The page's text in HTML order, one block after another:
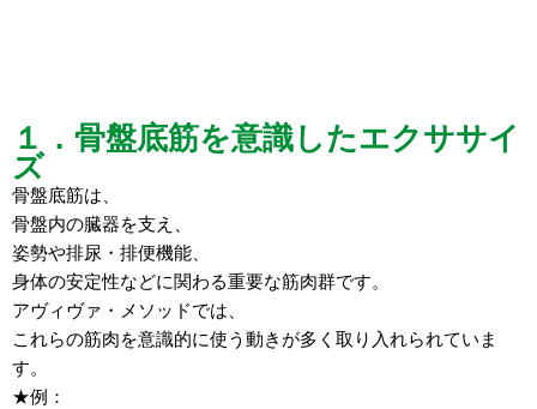
１．骨盤底筋を意識したエクササイ
ズ
骨盤底筋は、
骨盤内の臓器を支え、
姿勢や排尿・排便機能、
身体の安定性などに関わる重要な筋肉群です。
アヴィヴァ・メソッドでは、
これらの筋肉を意識的に使う動きが多く取り入れられていま
す。
★例：